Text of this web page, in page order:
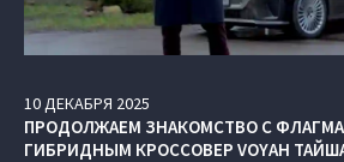
10ДЕКАБРЯ 2025
ПРОДОЛЖАЕМ ЗНАКОМСТВО С
ГИБРИДНЫМ КРОССОВЕР VOYAH